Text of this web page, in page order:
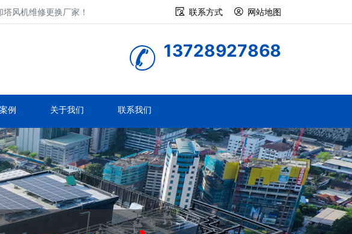
风机维修更换厂家！ 联系方式 网站地图
13728927868
例 关于我们 联系我们